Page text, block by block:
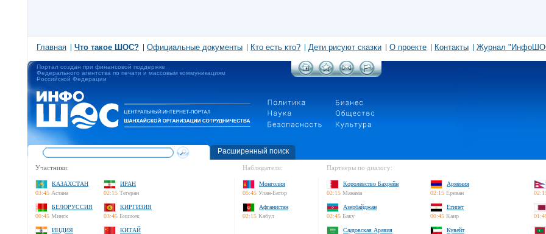
Главная Что такое ШОС? Официальные документы Кто есть кто? Дети рисуют сказки О проекте Контакты Журнал
Портал создан при финансовой поддержке
Федерального агентства по печати и массовым коммуникациям
Российской Федерации
Расширенный поиск
Участники:
КАЗАХСТАН
03:45 Астана
ИРАН
02:15 Тегеран
БЕЛОРУССИЯ
00:45 Минск
КИРГИЗИЯ
03:45 Бишкек
ИНДИЯ
КИТАЙ
Наблюдатели:
Монголия
05:45 Улан-Батор
Афганистан
02:15 Кабул
Партнеры по диалогу:
Королевство Бахрейн
02:15 Манама
Армения
02:15 Ереван
Азербайджан
02:45 Баку
Египет
00:45 Каир
Саудовская Аравия
Кувейт